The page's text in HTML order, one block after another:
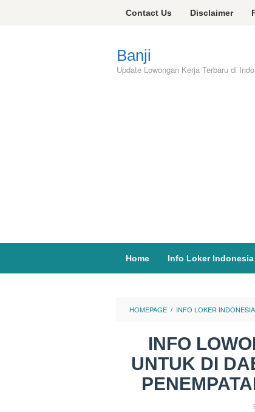
Contact Us Disclaimer
Banji
Update Lowongan Kerja Terbaru di
Home Info Loker Indonesia
HOMEPAGE / INFO LOKER INDONESIA
INFO
UNTUK DI